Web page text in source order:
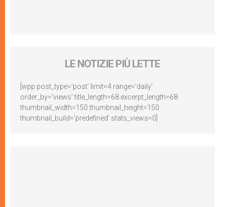
LE NOTIZIE PIÙ LETTE
[wpp post_type='post' limit=4 range='daily'
order_by='views' title_length=68 excerpt_length=68
thumbnail_width=150 thumbnail_height=150
thumbnail_build='predefined' stats_views=0]